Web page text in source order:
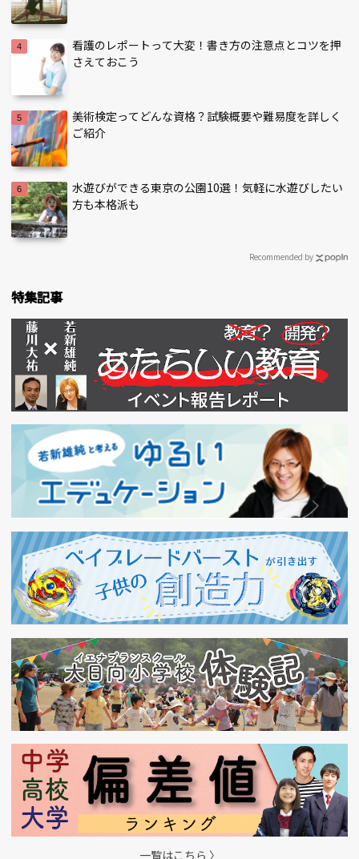
看護のレポートって大変！書き方の注意点とコツを押
さえておこう
美術検定ってどんな資格？試験概要や難易度を詳しく
ご紹介
水遊びができる東京の公園10選！気軽に水遊びしたい
方も本格派も
Recommended by
特集記事
一覧はこちら 〉